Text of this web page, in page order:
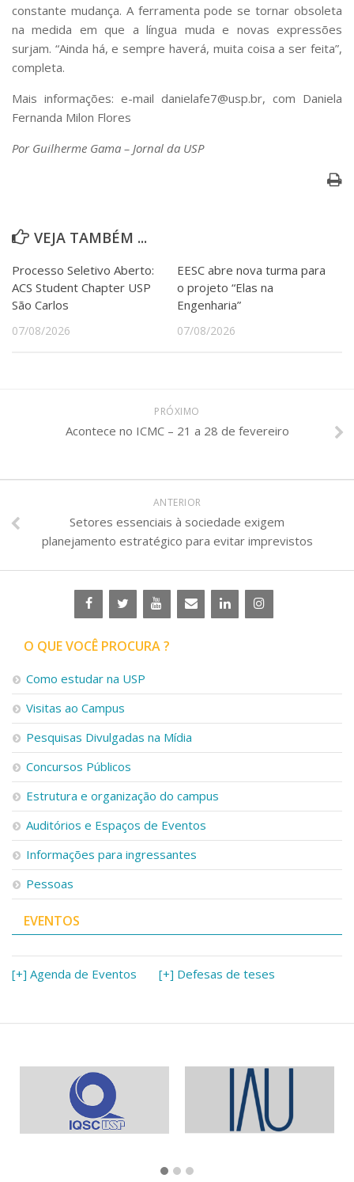
constante mudança. A ferramenta pode se tornar obsoleta
na medida em que a língua muda e novas expressões
surjam. “Ainda há, e sempre haverá, muita coisa a ser feita”,
completa.
Mais informações: e-mail danielafe7@usp.br, com Daniela
Fernanda Milon Flores
Por Guilherme Gama – Jornal da USP
VEJA TAMBÉM ...
Processo Seletivo Aberto:
ACS Student Chapter USP
São Carlos
07/08/2026
EESC abre nova turma para
o projeto “Elas na
Engenharia”
07/08/2026
PRÓXIMO
Acontece no ICMC – 21 a 28 de fevereiro
ANTERIOR
Setores essenciais à sociedade exigem
planejamento estratégico para evitar imprevistos
O QUE VOCÊ PROCURA ?
Como estudar na USP
Visitas ao Campus
Pesquisas Divulgadas na Mídia
Concursos Públicos
Estrutura e organização do campus
Auditórios e Espaços de Eventos
Informações para ingressantes
Pessoas
EVENTOS
[+] Agenda de Eventos [+] Defesas de teses